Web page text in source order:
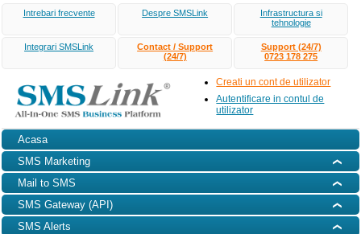
Intrebari frecvente Despre SMSLink
Infrastructura si
tehnologie
Integrari SMSLink
Contact / Support
(24/7)
Support (24/7)
0723 178 275
Creati un cont de utilizator
Autentificare in contul de
utilizator
Acasa
SMS Marketing
Mail to SMS
SMS Gateway (API)
SMS Alerts